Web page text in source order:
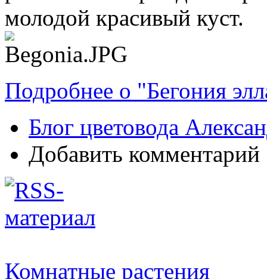
молодой красивый куст.
Подробнее о "Бегония
Блог цветовода
Добавить комментарий
Комнатные растения